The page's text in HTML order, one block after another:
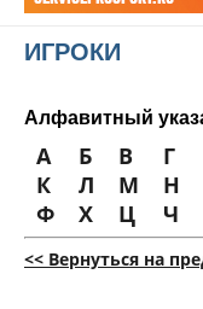
ИГРОКИ
Алфавитный
А Б В Г
К
Л М Н
Ф
Х Ц Ч
<< Вернуться на